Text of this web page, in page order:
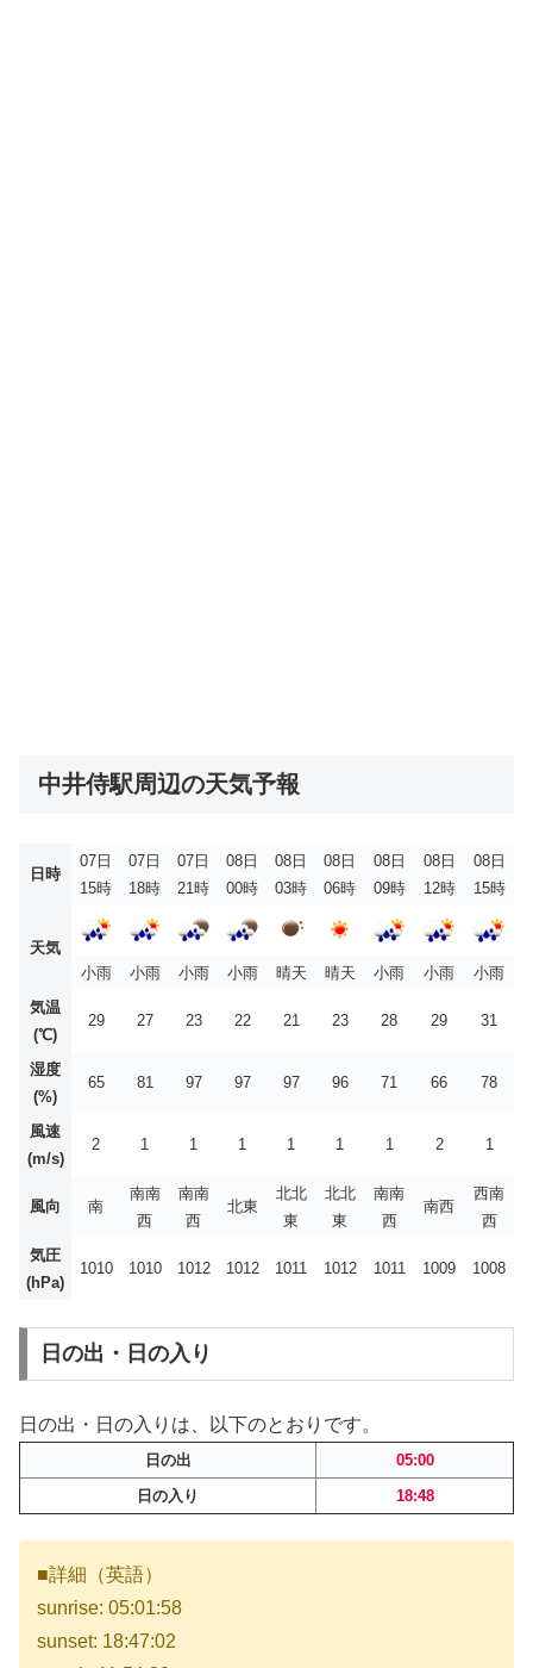
中井侍駅周辺の天気予報
日時
07日
15時
07日
18時
07日
21時
08日
00時
08日
03時
08日
06時
08日
09時
08日
12時
08日
15時
天気
小雨
小雨 小雨 小雨 晴天 晴天 小雨 小雨
小雨
気温
(℃)
29 27 23 22 21 23 28 29 31
湿度
(%)
65 81 97 97 97 96 71 66 78
風速
(m/s)
2 1 1 1 1 1 1 2 1
風向 南
南南
西
南南
西
北東
北北
東
北北
東
南南
西
南西
西南
西
気圧
(hPa)
1010 1010 1012 1012 1011 1012 1011 1009 1008
日の出・日の入り
日の出・日の入りは、以下のとおりです。
日の出
05:00
日の入り
18:48
■詳細（英語）
sunrise: 05:01:58
sunset: 18:47:02